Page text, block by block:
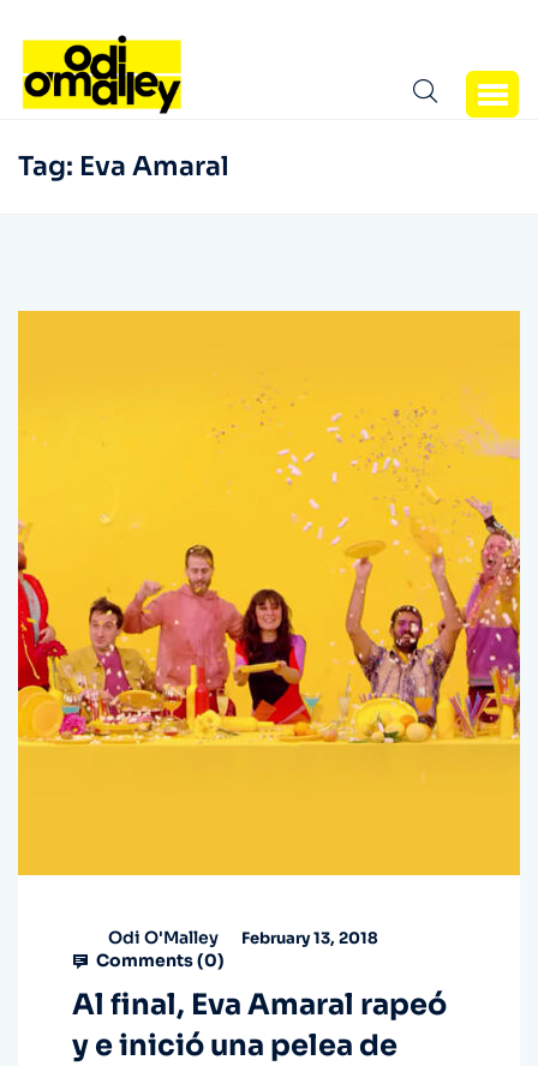
Tag: Eva Amaral
Odi O'Malley February 13, 2018
Comments (0)
Al final, Eva Amaral rapeó
y e inició una pelea de